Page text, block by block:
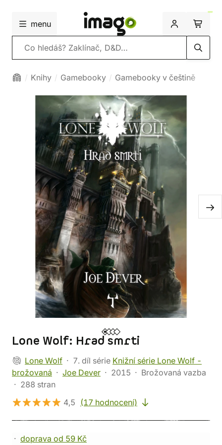
menu
Vyhledávání
Knihy Gamebooky Gamebooky v češtině
Lone Wolf: Hrad smrti
Lone Wolf 7. díl série Knižní série Lone Wolf -
brožovaná
Joe Dever 2015
Brožovaná vazba
288 stran
4,5
(17 hodnocení)
doprava od 59 Kč